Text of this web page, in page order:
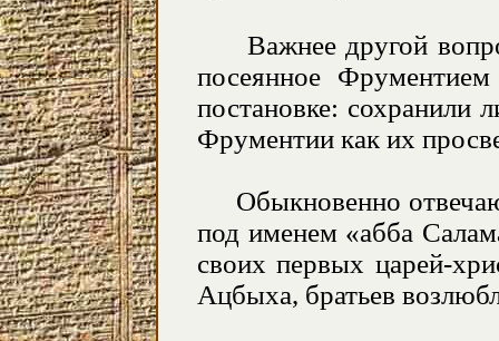
Важнее другой
посеянное
постановке: сохранили
Фрументии как их
Обыкновенно
под именем «абба
своих первых царей-
Ацбыха, братьев